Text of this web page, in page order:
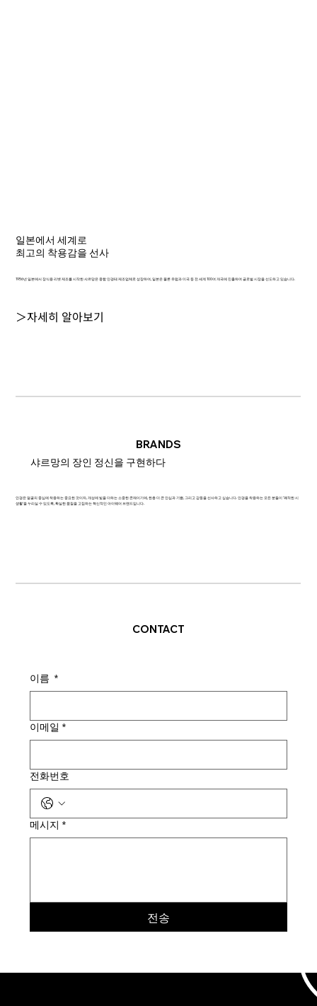
일본에서 세계로
최고의 착용감을 선사
1956년 일본에서 장식용 리벳 제조를 시작한 샤르망은 종합 안경테 제조업체로 성장하여, 일본은 물론 유럽과 미국 등 전 세계 100여 개국에 진출하며 글로벌 시장을 선도하고 있습니다.
＞자세히 알아보기
BRANDS
샤르망의 장인 정신을 구현하다
안경은 얼굴의 중심에 착용하는 중요한 것이자, 개성에 빛을 더하는 소중한 존재이기에, 한층 더 큰 안심과 기쁨, 그리고 감동을 선사하고 싶습니다. 안경을 착용하는 모든 분들이 '쾌적한 시
생활'을 누리실 수 있도록, 확실한 품질을 고집하는 혁신적인 아이웨어 브랜드입니다.
CONTACT
이름 *
이메일 *
전화번호
메시지 *
전송